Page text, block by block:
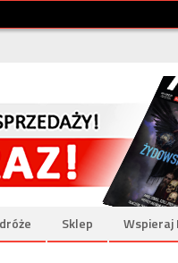
Sklep Wspieraj